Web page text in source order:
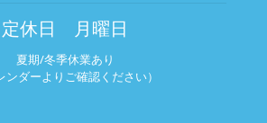
定休日 月曜日
夏期/冬季休業あり
ンダーよりご確認ください）